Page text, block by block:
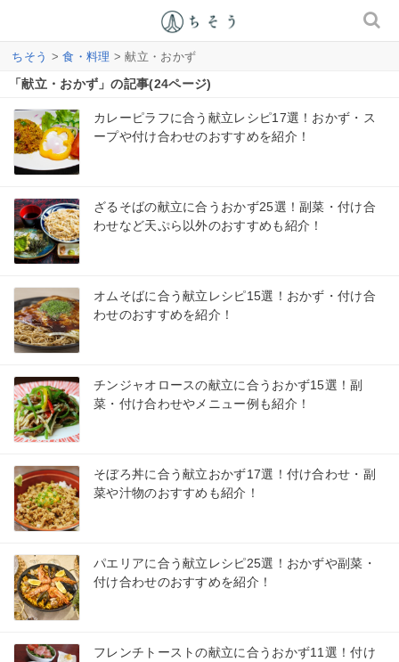
ちそう >食・料理 > 献立・おかず
「献立・おかず」の記事(24ページ)
カレーピラフに合う献立レシピ17選！おかず・ス
ープや付け合わせのおすすめを紹介！
ざるそばの献立に合うおかず25選！副菜・付け合
わせなど天ぷら以外のおすすめも紹介！
オムそばに合う献立レシピ15選！おかず・付け合
わせのおすすめを紹介！
チンジャオロースの献立に合うおかず15選！副
菜・付け合わせやメニュー例も紹介！
そぼろ丼に合う献立おかず17選！付け合わせ・副
菜や汁物のおすすめも紹介！
パエリアに合う献立レシピ25選！おかずや副菜・
付け合わせのおすすめを紹介！
フレンチトーストの献立に合うおかず11選！付け